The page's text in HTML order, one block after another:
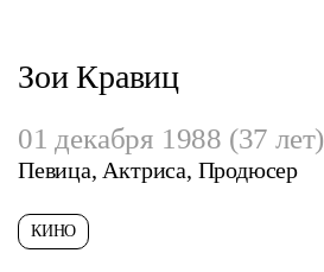
Зои Кравиц
01 декабря 1988 (37 лет)
Певица, Актриса, Продюсер
КИНО